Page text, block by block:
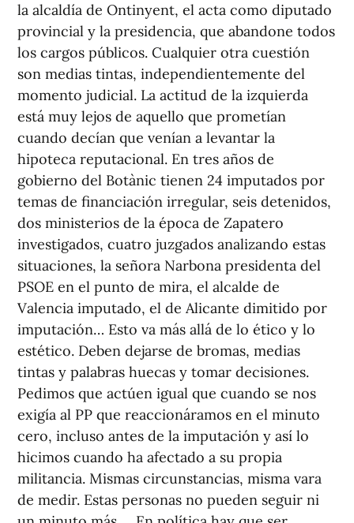
la alcaldía de Ontinyent, el acta como diputado
provincial y la presidencia, que abandone todos
los cargos públicos. Cualquier otra cuestión
son medias tintas, independientemente del
momento judicial. La actitud de la izquierda
está muy lejos de aquello que prometían
cuando decían que venían a levantar la
hipoteca reputacional. En tres años de
gobierno del Botànic tienen 24 imputados por
temas de financiación irregular, seis detenidos,
dos ministerios de la época de Zapatero
investigados, cuatro juzgados analizando estas
situaciones, la señora Narbona presidenta del
PSOE en el punto de mira, el alcalde de
Valencia imputado, el de Alicante dimitido por
imputación… Esto va más allá de lo ético y lo
estético. Deben dejarse de bromas, medias
tintas y palabras huecas y tomar decisiones.
Pedimos que actúen igual que cuando se nos
exigía al PP que reaccionáramos en el minuto
cero, incluso antes de la imputación y así lo
hicimos cuando ha afectado a su propia
militancia. Mismas circunstancias, misma vara
de medir. Estas personas no pueden seguir ni